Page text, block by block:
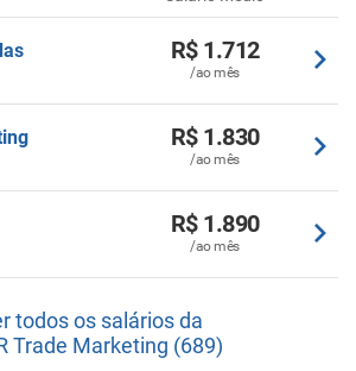
R$ 1.712
/ao mês
R$ 1.830
/ao mês
R$ 1.890
/ao mês
todos os salários da
Trade Marketing (689)